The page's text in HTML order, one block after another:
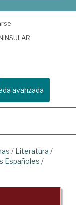
avanzada
/ Literatura /
Españoles /